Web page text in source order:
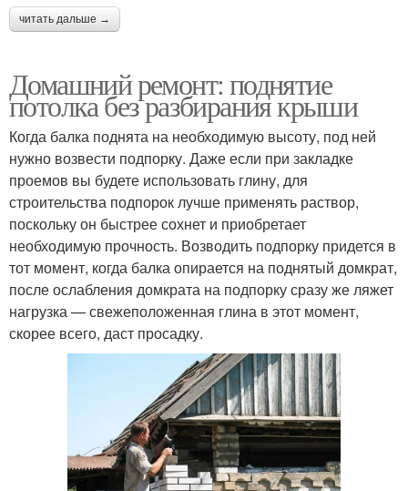
читать дальше →
Домашний ремонт: поднятие
потолка без разбирания крыши
Когда балка поднята на необходимую высоту, под ней
нужно возвести подпорку. Даже если при закладке
проемов вы будете использовать глину, для
строительства подпорок лучше применять раствор,
поскольку он быстрее сохнет и приобретает
необходимую прочность. Возводить подпорку придется в
тот момент, когда балка опирается на поднятый домкрат,
после ослабления домкрата на подпорку сразу же ляжет
нагрузка — свежеположенная глина в этот момент,
скорее всего, даст просадку.